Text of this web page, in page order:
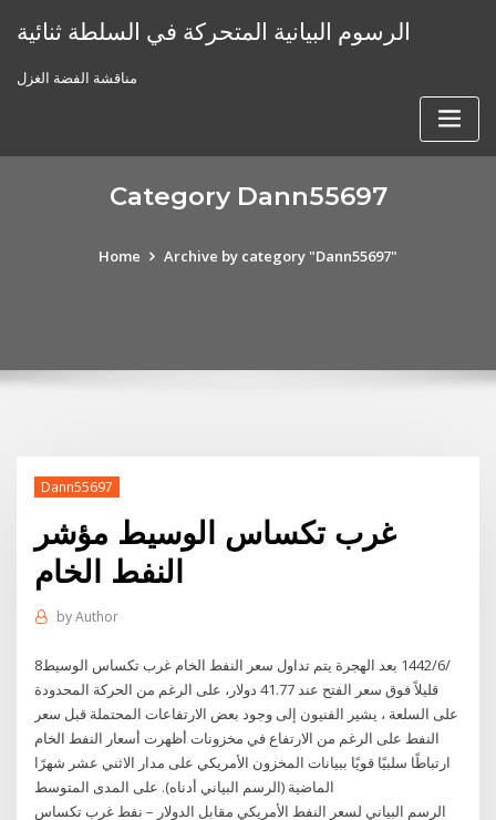
الرسوم البيانية المتحركة في السلطة ثنائية
مناقشة الفضة الغزل
Category Dann55697
Home Archive by category "Dann55697"
Dann55697
غرب تكساس الوسيط مؤشر
النفط الخام
byAuthor
8‏‏/6‏‏/1442 بعد الهجرة يتم تداول سعر النفط الخام غرب تكساس الوسيط
قليلاً فوق سعر الفتح عند 41.77 دولار، على الرغم من الحركة المحدودة
على السلعة ، يشير الفنيون إلى وجود بعض الارتفاعات المحتملة قبل سعر
النفط على الرغم من الارتفاع في مخزونات أظهرت أسعار النفط الخام
ارتباطًا سلبيًا قويًا ببيانات المخزون الأمريكي على مدار الاثني عشر شهرًا
الماضية (الرسم البياني أدناه). على المدى المتوسط
الرسم البياني لسعر النفط الأمريكي مقابل الدولار – نفط غرب تكساس